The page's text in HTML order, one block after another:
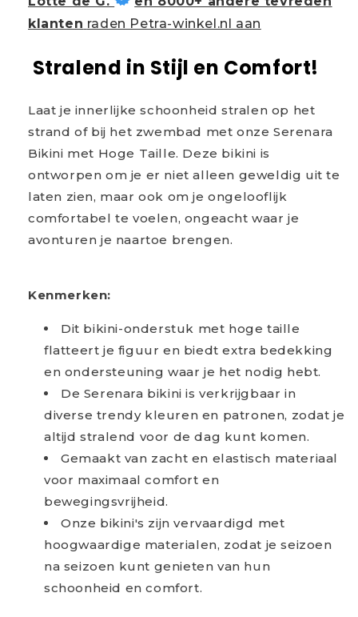
klanten raden Petra-winkel.nl aan
Stralend in Stijl en Comfort!
Laat je innerlijke schoonheid stralen op het
strand of bij het zwembad met onze Serenara
Bikini met Hoge Taille. Deze bikini is
ontworpen om je er niet alleen geweldig uit te
laten zien, maar ook om je ongelooflijk
comfortabel te voelen, ongeacht waar je
avonturen je naartoe brengen.
Kenmerken:
Dit bikini-onderstuk met hoge taille
flatteert je figuur en biedt extra bedekking
en ondersteuning waar je het nodig hebt.
De Serenara bikini is verkrijgbaar in
diverse trendy kleuren en patronen, zodat je
altijd stralend voor de dag kunt komen.
Gemaakt van zacht en elastisch materiaal
voor maximaal comfort en
bewegingsvrijheid.
Onze bikini's zijn vervaardigd met
hoogwaardige materialen, zodat je seizoen
na seizoen kunt genieten van hun
schoonheid en comfort.